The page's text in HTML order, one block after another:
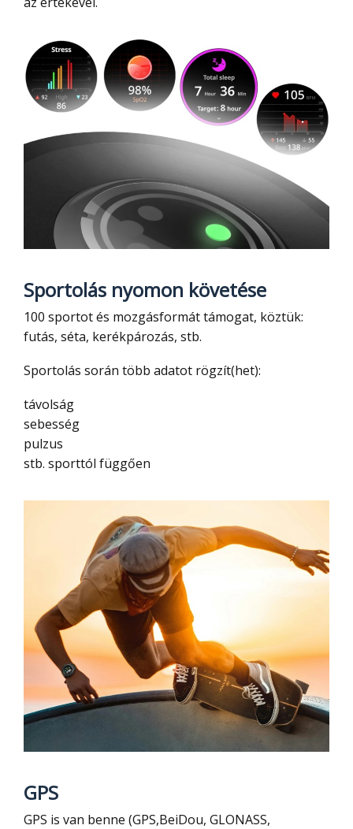
Sportolás nyomon követése
100 sportot és mozgásformát támogat, köztük:
futás, séta, kerékpározás, stb.
Sportolás során több adatot rögzít(het):
távolság
sebesség
pulzus
stb. sporttól függően
GPS
GPS is van benne (GPS,BeiDou, GLONASS,